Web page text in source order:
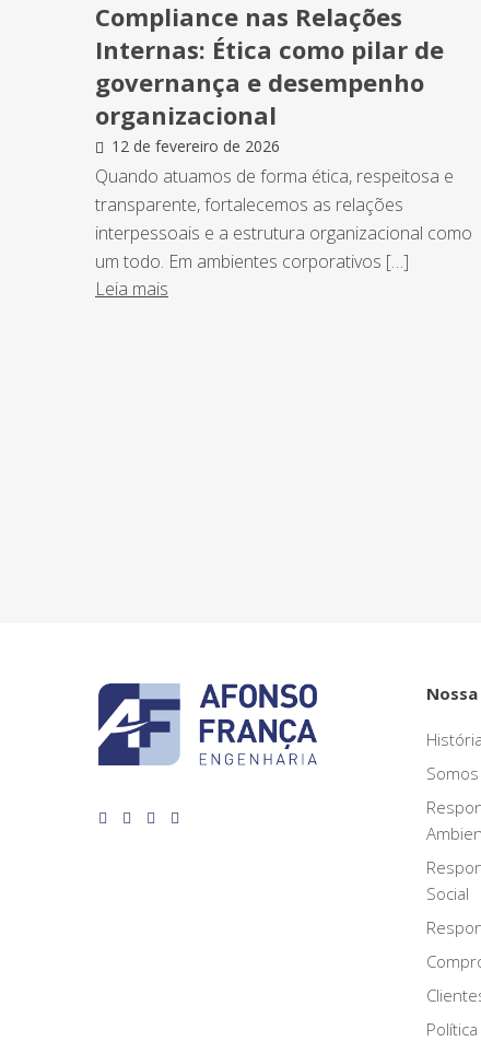
Compliance nas Relações
Internas: Ética como pilar de
governança e desempenho
organizacional
12 de fevereiro de 2026
Quando atuamos de forma ética, respeitosa e
transparente, fortalecemos as relações
interpessoais e a estrutura organizacional como
um todo. Em ambientes corporativos […]
Leia mais
História
Social